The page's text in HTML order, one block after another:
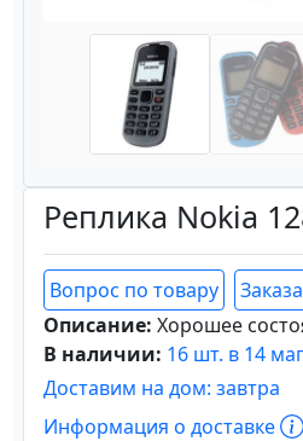
Реплика Nokia
Вопрос по товару
Описание: Хорошее
В наличии: 16 шт. в 14
Доставим на дом: завтра
Информация о доставке